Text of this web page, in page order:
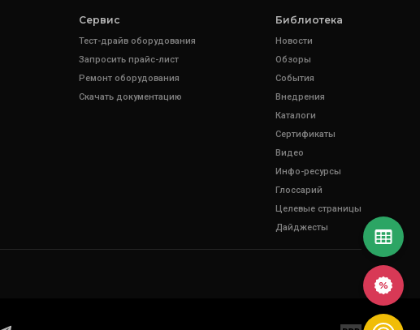
Сервис
Тест-драйв оборудования
Запросить прайс-лист
Ремонт оборудования
Скачать документацию
Библиотека
Новости
Обзоры
События
Внедрения
Каталоги
Сертификаты
Видео
Инфо-ресурсы
Глоссарий
Целевые страницы
Дайджесты